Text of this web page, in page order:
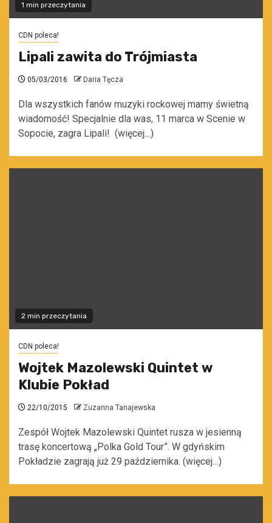
1 min przeczytania
CDN poleca!
Lipali zawita do Trójmiasta
05/03/2016 Daria Tęcza
Dla wszystkich fanów muzyki rockowej mamy świetną
wiadomość! Specjalnie dla was, 11 marca w Scenie w
Sopocie, zagra Lipali! (więcej…)
2 min przeczytania
CDN poleca!
Wojtek Mazolewski Quintet w
Klubie Pokład
22/10/2015 Zuzanna Tanajewska
Zespół Wojtek Mazolewski Quintet rusza w jesienną
trasę koncertową „Polka Gold Tour”. W gdyńskim
Pokładzie zagrają już 29 października. (więcej…)